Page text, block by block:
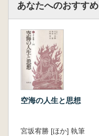
あなたへのおすすめ
空海の人生と思想
宮坂宥勝 [ほか] 執筆